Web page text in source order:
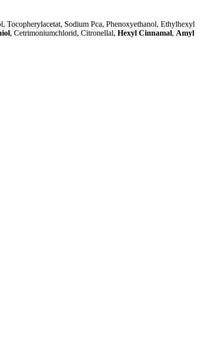
Sodium Pca, Phenoxyethanol, Ethylhexyl
, Cetrimoniumchlorid, Citronellal, Hexyl Cinnamal, Amyl